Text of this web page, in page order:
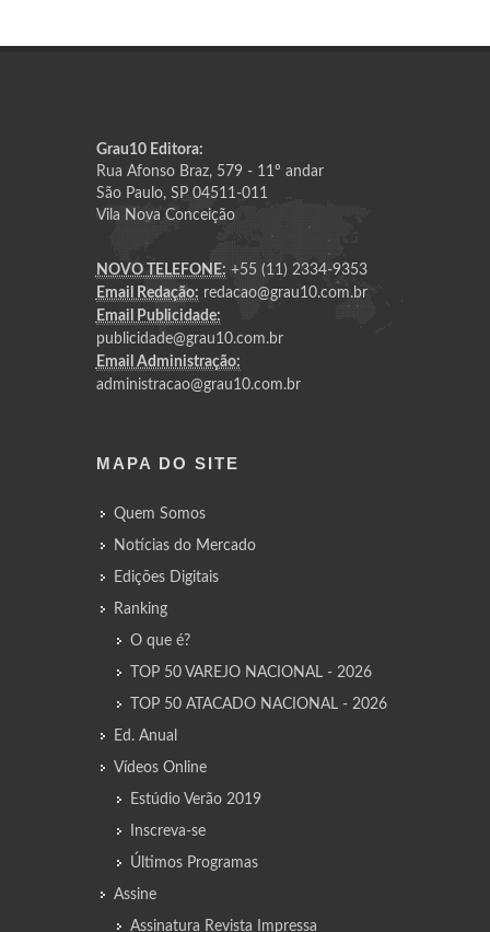
Grau10 Editora:
Rua Afonso Braz, 579 - 11º andar
São Paulo, SP 04511-011
Vila Nova Conceição
NOVO TELEFONE: +55 (11) 2334-9353
Email Redação: redacao@grau10.com.br
Email Publicidade:
publicidade@grau10.com.br
Email Administração:
administracao@grau10.com.br
MAPA DO SITE
Quem Somos
Notícias do Mercado
Edições Digitais
Ranking
O que é?
TOP 50 VAREJO NACIONAL - 2026
TOP 50 ATACADO NACIONAL - 2026
Ed. Anual
Vídeos Online
Estúdio Verão 2019
Inscreva-se
Últimos Programas
Assine
Assinatura Revista Impressa